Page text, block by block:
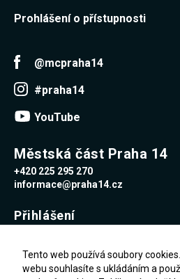
Prohlášení o přístupnosti
@mcpraha14
#praha14
YouTube
Městská část Praha 14
+420 225 295 270
informace@praha14.cz
Přihlášení
Tento web používá soubory
webu souhlasíte s ukládáním a